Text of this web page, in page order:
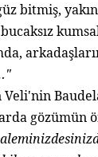
bitmiş,
bucaksız
Veli'nin
gözümün